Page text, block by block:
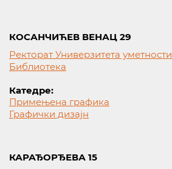
КОСАНЧИЋЕВ ВЕНАЦ 29
Ректорат Универзитета уметности
Библиотека
Катедре:
Примењена графика
Графички дизајн
КАРАЂОРЂЕВА 15